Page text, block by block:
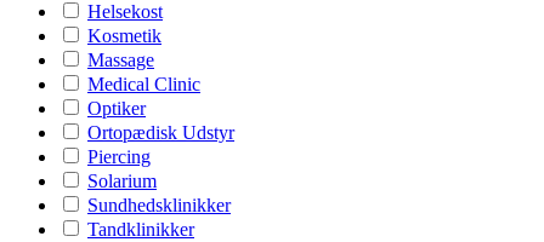
Helsekost
Kosmetik
Massage
Medical Clinic
Optiker
Ortopædisk Udstyr
Piercing
Solarium
Sundhedsklinikker
Tandklinikker